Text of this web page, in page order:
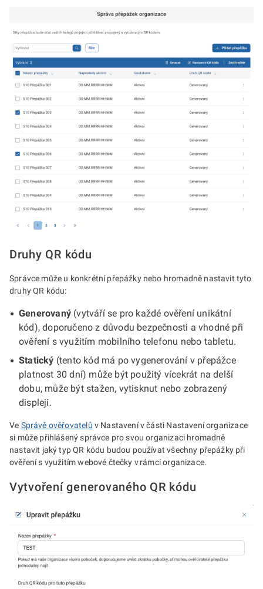
Druhy QR kódu
Správce může u konkrétní přepážky nebo hromadně nastavit tyto
druhy QR kódu:
Generovaný (vytváří se pro každé ověření unikátní
kód), doporučeno z důvodu bezpečnosti a vhodné při
ověření s využitím mobilního telefonu nebo tabletu.
Statický (tento kód má po vygenerování v přepážce
platnost 30 dní) může být použitý vícekrát na delší
dobu, může být stažen, vytisknut nebo zobrazený
displeji.
Ve Správě ověřovatelů v Nastavení v části Nastavení organizace
si může přihlášený správce pro svou organizaci hromadně
nastavit jaký typ QR kódu budou používat všechny přepážky při
ověření s využitím webové čtečky v rámci organizace.
Vytvoření generovaného QR kódu